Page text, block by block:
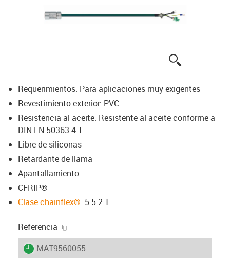
Requerimientos: Para aplicaciones muy exigentes
Revestimiento exterior: PVC
Resistencia al aceite: Resistente al aceite conforme a
DIN EN 50363-4-1
Libre de siliconas
Retardante de llama
Apantallamiento
CFRIP®
Clase chainflex®: 5.5.2.1
Referencia
igus-icon-lieferzeit
MAT9560055